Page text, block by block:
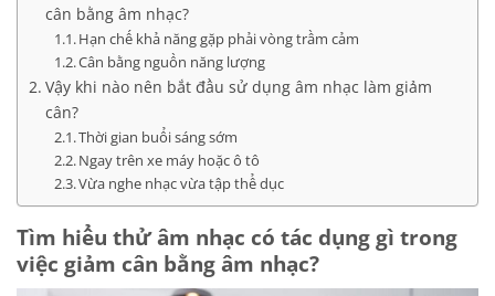
cân bằng âm nhạc?
Hạn chế khả năng gặp phải vòng trầm cảm
Cân bằng nguồn năng lượng
Vậy khi nào nên bắt đầu sử dụng âm nhạc làm giảm
cân?
Thời gian buổi sáng sớm
Ngay trên xe máy hoặc ô tô
Vừa nghe nhạc vừa tập thể dục
Tìm hiểu thử âm nhạc có tác dụng gì trong
việc giảm cân bằng âm nhạc?